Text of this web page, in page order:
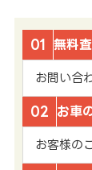
01 無料
お問い合
02 お車
お客様の